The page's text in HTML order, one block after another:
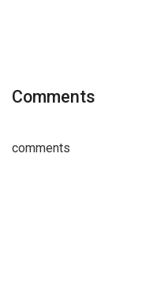
Comments
comments